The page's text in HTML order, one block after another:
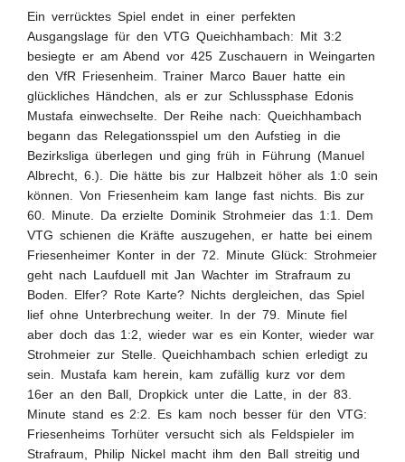
Ein verrücktes Spiel endet in einer perfekten
Ausgangslage für den VTG Queichhambach: Mit 3:2
besiegte er am Abend vor 425 Zuschauern in Weingarten
den VfR Friesenheim. Trainer Marco Bauer hatte ein
glückliches Händchen, als er zur Schlussphase Edonis
Mustafa einwechselte. Der Reihe nach: Queichhambach
begann das Relegationsspiel um den Aufstieg in die
Bezirksliga überlegen und ging früh in Führung (Manuel
Albrecht, 6.). Die hätte bis zur Halbzeit höher als 1:0 sein
können. Von Friesenheim kam lange fast nichts. Bis zur
60. Minute. Da erzielte Dominik Strohmeier das 1:1. Dem
VTG schienen die Kräfte auszugehen, er hatte bei einem
Friesenheimer Konter in der 72. Minute Glück: Strohmeier
geht nach Laufduell mit Jan Wachter im Strafraum zu
Boden. Elfer? Rote Karte? Nichts dergleichen, das Spiel
lief ohne Unterbrechung weiter. In der 79. Minute fiel
aber doch das 1:2, wieder war es ein Konter, wieder war
Strohmeier zur Stelle. Queichhambach schien erledigt zu
sein. Mustafa kam herein, kam zufällig kurz vor dem
16er an den Ball, Dropkick unter die Latte, in der 83.
Minute stand es 2:2. Es kam noch besser für den VTG:
Friesenheims Torhüter versucht sich als Feldspieler im
Strafraum, Philip Nickel macht ihm den Ball streitig und